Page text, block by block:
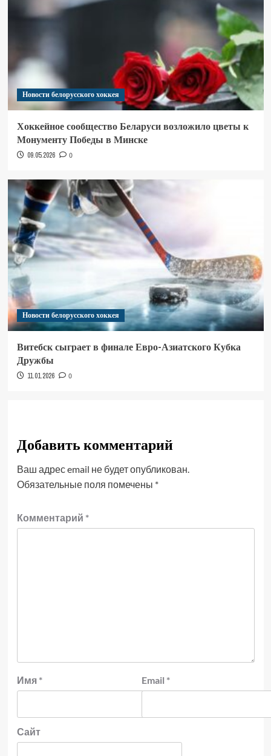
Новости белорусского хоккея
Хоккейное сообщество Беларуси возложило цветы к
Монументу Победы в Минске
09.05.2026 0
Новости белорусского хоккея
Витебск сыграет в финале Евро-Азиатского Кубка
Дружбы
11.01.2026 0
Добавить комментарий
Ваш адрес email не будет опубликован.
Обязательные поля помечены *
Комментарий *
Имя * Email *
Сайт